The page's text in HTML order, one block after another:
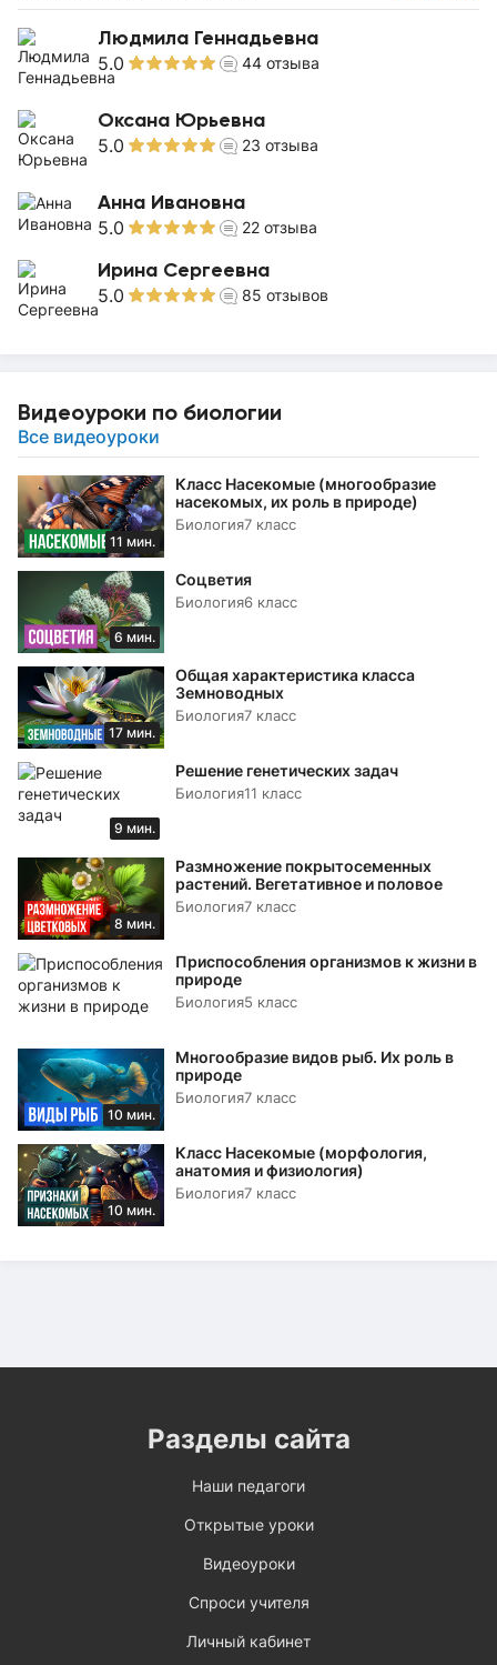
Людмила Геннадьевна
5.0 44 отзыва
Оксана Юрьевна
5.0 23 отзыва
Анна Ивановна
5.0 22 отзыва
Ирина Сергеевна
5.0 85 отзывов
Видеоуроки по биологии
Все видеоуроки
11 мин.
Класс Насекомые (многообразие
насекомых, их роль в природе)
Биология7 класс
6 мин.
Соцветия
Биология6 класс
17 мин.
Общая характеристика класса
Земноводных
Биология7 класс
9 мин.
Решение генетических задач
Биология11 класс
8 мин.
Размножение покрытосеменных
растений. Вегетативное и половое
Биология7 класс
Приспособления организмов к жизни в
природе
Биология5 класс
10 мин.
Многообразие видов рыб. Их роль в
природе
Биология7 класс
10 мин.
Класс Насекомые (морфология,
анатомия и физиология)
Биология7 класс
Разделы сайта
Наши педагоги
Открытые уроки
Видеоуроки
Спроси учителя
Личный кабинет